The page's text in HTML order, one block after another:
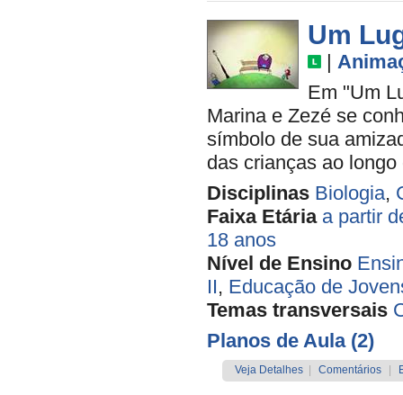
Um
|
Em "Um
Marina e Zezé se
símbolo de sua
das crianças ao
Disciplinas Biologia,
Faixa Etária a partir
18 anos
Nível de Ensino
II, Educação de
Temas transversais
Planos de Aula (2)
Veja Detalhes Comentários